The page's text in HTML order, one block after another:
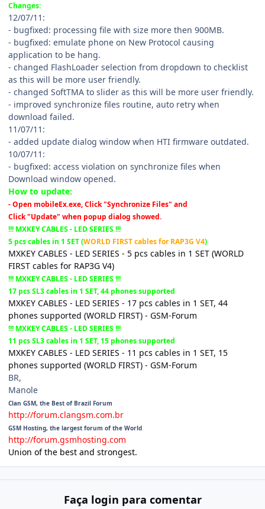
Changes:
12/07/11:
- bugfixed: processing file with size more then 900MB.
- bugfixed: emulate phone on New Protocol causing
application to be hang.
- changed FlashLoader selection from dropdown to checklist
as this will be more user friendly.
- changed SoftTMA to slider as this will be more user friendly.
- improved synchronize files routine, auto retry when
download failed.
11/07/11:
- added update dialog window when HTI firmware outdated.
10/07/11:
- bugfixed: access violation on synchronize files when
Download window opened.
How to update:
- Open mobileEx.exe, Click "Synchronize Files" and
Click "Update" when popup dialog showed.
!!! MXKEY CABLES - LED SERIES !!!
5 pcs cables in 1 SET (WORLD FIRST cables for RAP3G V4)
MXKEY CABLES - LED SERIES - 5 pcs cables in 1 SET (WORLD
FIRST cables for RAP3G V4)
!!! MXKEY CABLES - LED SERIES !!!
17 pcs SL3 cables in 1 SET, 44 phones supported
MXKEY CABLES - LED SERIES - 17 pcs cables in 1 SET, 44
phones supported (WORLD FIRST) - GSM-Forum
!!! MXKEY CABLES - LED SERIES !!!
11 pcs SL3 cables in 1 SET, 15 phones supported
MXKEY CABLES - LED SERIES - 11 pcs cables in 1 SET, 15
phones supported (WORLD FIRST) - GSM-Forum
BR,
Manole
Clan GSM, the Best of Brazil Forum
http://forum.clangsm.com.br
GSM Hosting, the largest forum of the World
http://forum.gsmhosting.com
Union of the best and strongest.
Faça login para comentar